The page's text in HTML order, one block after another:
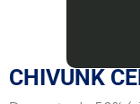
CHIVUNK